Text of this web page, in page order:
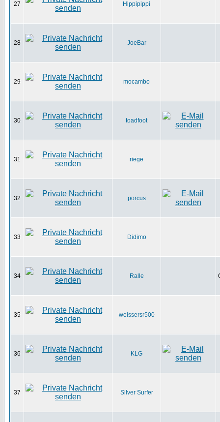
27 Hippipippi
28 JoeBar
29 mocambo
30 toadfoot
31 riege
32 porcus
33 Didimo
34 Ralle
35 weissersr500
36 KLG
37 Silver Surfer